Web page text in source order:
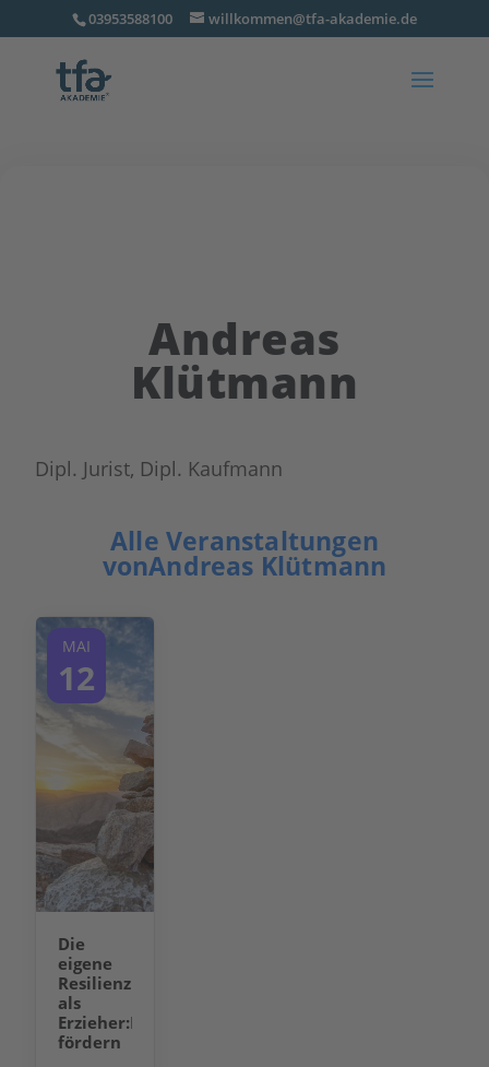
03953588100 willkommen@tfa-akademie.de
Andreas
Klütmann
Dipl. Jurist, Dipl. Kaufmann
Alle Veranstaltungen
vonAndreas Klütmann
MAI
12
Die
eigene
Resilienz
als
Erzieher:In
fördern